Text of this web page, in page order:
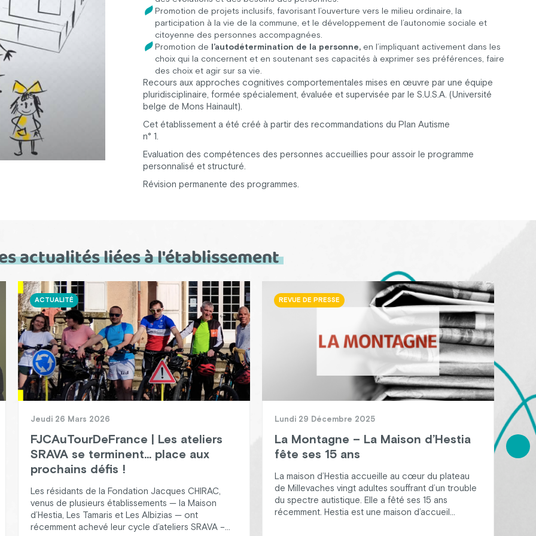
Promotion de projets inclusifs, favorisant l’ouverture vers le milieu ordinaire, la
participation à la vie de la commune, et le développement de l’autonomie sociale et
citoyenne des personnes accompagnées.
Promotion de l’autodétermination de la personne, en l’impliquant activement dans les
choix qui la concernent et en soutenant ses capacités à exprimer ses préférences, faire
des choix et agir sur sa vie.
Recours aux approches cognitives comportementales mises en œuvre par une équipe
pluridisciplinaire, formée spécialement, évaluée et supervisée par le S.U.S.A. (Université
belge de Mons Hainault).
Cet établissement a été créé à partir des recommandations du Plan Autisme
n° 1.
Evaluation des compétences des personnes accueillies pour assoir le programme
personnalisé et structuré.
Révision permanente des programmes.
actualités liées à l'établissement
ACTUALITÉ
Jeudi 26 Mars 2026
FJCAuTourDeFrance | Les ateliers
SRAVA se terminent… place aux
prochains défis !
Les résidants de la Fondation Jacques CHIRAC,
venus de plusieurs établissements — la Maison
d’Hestia, Les Tamaris et Les Albizias — ont
récemment achevé leur cycle d’ateliers SRAVA –
REVUE DE PRESSE
Lundi 29 Décembre 2025
La Montagne – La Maison d’Hestia
fête ses 15 ans
La maison d’Hestia accueille au cœur du plateau
de Millevaches vingt adultes souffrant d’un trouble
du spectre autistique. Elle a fêté ses 15 ans
récemment. Hestia est une maison d’accueil